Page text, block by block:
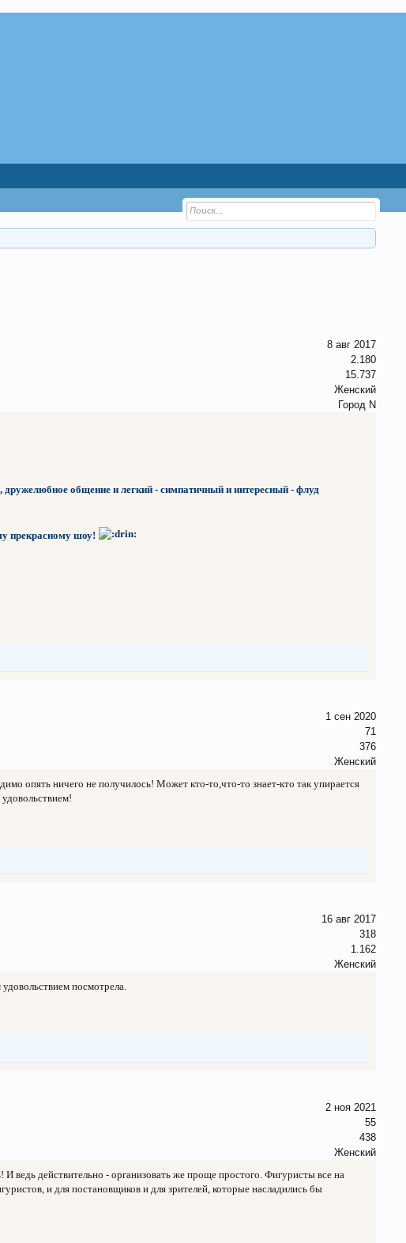
8 авг 2017
2.180
15.737
Женский
Город N
общение и легкий - симпатичный и интересный - флуд
прекрасному шоу!
1 сен 2020
71
376
Женский
опять ничего не получилось! Может кто-то,что-то знает-кто так упирается
16 авг 2017
318
1.162
Женский
посмотрела.
2 ноя 2021
55
438
Женский
ведь действительно - организовать же проще простого. Фигуристы все на
и для постановщиков и для зрителей, которые насладились бы